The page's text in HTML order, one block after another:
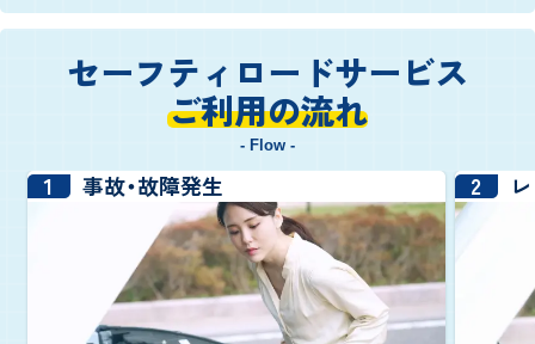
セーフティロードサービス
ご利用の流れ
- Flow -
1 事故・故障発生 2